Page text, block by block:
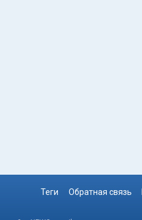
Теги Обратная связь